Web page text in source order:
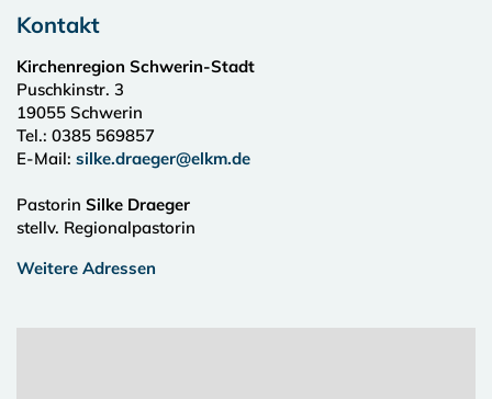
Kontakt
Kirchenregion Schwerin-Stadt
Puschkinstr. 3
19055 Schwerin
Tel.: 0385 569857
E-Mail: silke.draeger@elkm.de
Pastorin Silke Draeger
stellv. Regionalpastorin
Weitere Adressen